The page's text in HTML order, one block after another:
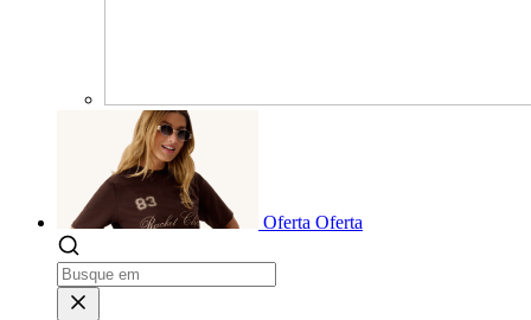
Oferta Oferta